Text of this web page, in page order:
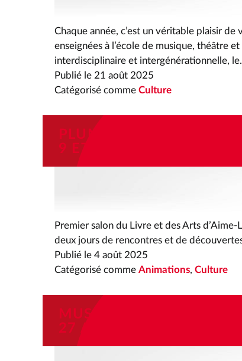
Chaque année, c’est un véritable plaisir
enseignées à l’école de musique, théâtre
interdisciplinaire et intergénérationnelle,
Publié le 21 août 2025
Catégorisé comme Culture
PLUMES & PINCEAUX
9 ET DIMANCHE 10 AOÛT
Premier salon du Livre et des Arts
deux jours de rencontres et de
Publié le 4 août 2025
Catégorisé comme Animations, Culture
MUSI’PLAGNE DU 9
27 AOÛT 2025